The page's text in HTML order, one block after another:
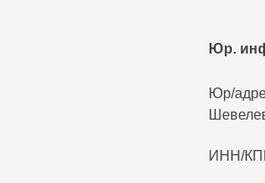
Юр.
Юр/
ИНН/